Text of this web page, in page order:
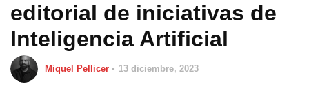
editorial de iniciativas de
Inteligencia Artificial
Miquel Pellicer 13 diciembre, 2023